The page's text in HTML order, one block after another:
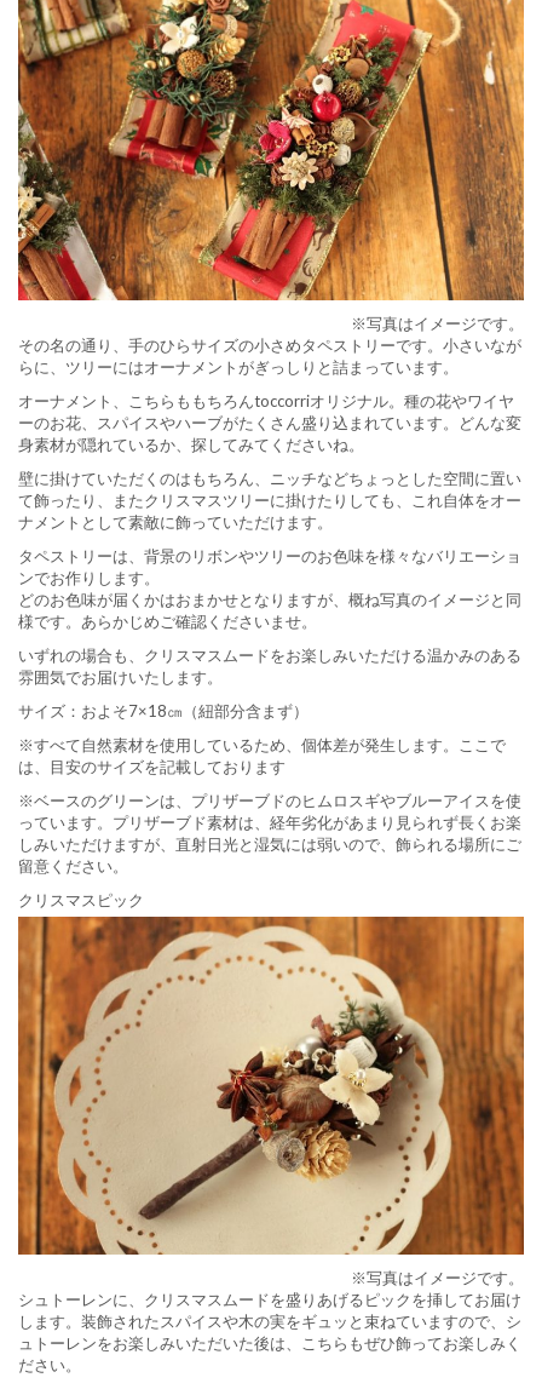
※写真はイメージです。
その名の通り、手のひらサイズの小さめタペストリーです。小さいなが
らに、ツリーにはオーナメントがぎっしりと詰まっています。
オーナメント、こちらももちろんtoccorriオリジナル。種の花やワイヤ
ーのお花、スパイスやハーブがたくさん盛り込まれています。どんな変
身素材が隠れているか、探してみてくださいね。
壁に掛けていただくのはもちろん、ニッチなどちょっとした空間に置い
て飾ったり、またクリスマスツリーに掛けたりしても、これ自体をオー
ナメントとして素敵に飾っていただけます。
タペストリーは、背景のリボンやツリーのお色味を様々なバリエーショ
ンでお作りします。
どのお色味が届くかはおまかせとなりますが、概ね写真のイメージと同
様です。あらかじめご確認くださいませ。
いずれの場合も、クリスマスムードをお楽しみいただける温かみのある
雰囲気でお届けいたします。
サイズ：およそ7×18㎝（紐部分含まず）
※すべて自然素材を使用しているため、個体差が発生します。ここで
は、目安のサイズを記載しております
※ベースのグリーンは、プリザーブドのヒムロスギやブルーアイスを使
っています。プリザーブド素材は、経年劣化があまり見られず長くお楽
しみいただけますが、直射日光と湿気には弱いので、飾られる場所にご
留意ください。
クリスマスピック
※写真はイメージです。
シュトーレンに、クリスマスムードを盛りあげるピックを挿してお届け
します。装飾されたスパイスや木の実をギュッと束ねていますので、シ
ュトーレンをお楽しみいただいた後は、こちらもぜひ飾ってお楽しみく
ださい。